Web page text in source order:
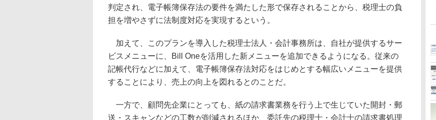
判定され、電子帳簿保存法の要件を満たした形で保存されることから、税理士の負
担を増やさずに法制度対応を実現するという。
加えて、このプランを導入した税理士法人・会計事務所は、自社が提供するサー
ビスメニューに、Bill Oneを活用した新メニューを追加できるようになる。従来の
記帳代行などに加えて、電子帳簿保存法対応をはじめとする幅広いメニューを提供
することにより、売上の向上を図れるとのことだ。
一方で、顧問先企業にとっても、紙の請求書業務を行う上で生じていた開封・郵
送・スキャンなどの工数が削減されるほか、委託先の税理士・会計士の請求書処理